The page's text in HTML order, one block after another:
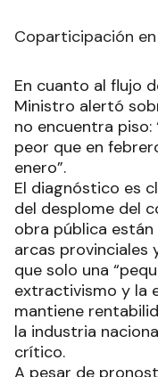
Coparticipación
En cuanto al flujo
Ministro alertó
no encuentra piso:
peor que en
enero”.
El diagnóstico es
del desplome del
obra pública
arcas provinciales
que solo una
extractivismo y la
mantiene
la industria
crítico.
A pesar de